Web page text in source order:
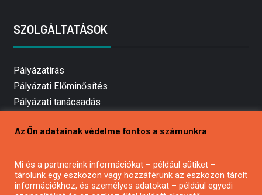
SZOLGÁLTATÁSOK
Pályázatírás
Pályázati Előminősítés
Pályázati tanácsadás
Mezőgazdasági pályázatírás
Pályázatírás civil szervezeteknek
Pályázatírás önkormányzatoknak
Az Ön adatainak védelme fontos a számunkra
Mi és a partnereink információkat – például sütiket –
tárolunk egy eszközön vagy hozzáférünk az eszközön tárolt
információkhoz, és személyes adatokat – például egyedi